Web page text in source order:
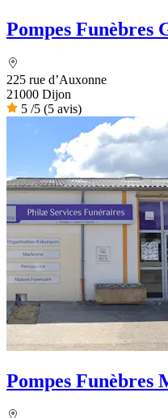
Pompes Funèbres
225 rue d’Auxonne
21000 Dijon
5 /5 (5 avis)
Pompes Funèbres